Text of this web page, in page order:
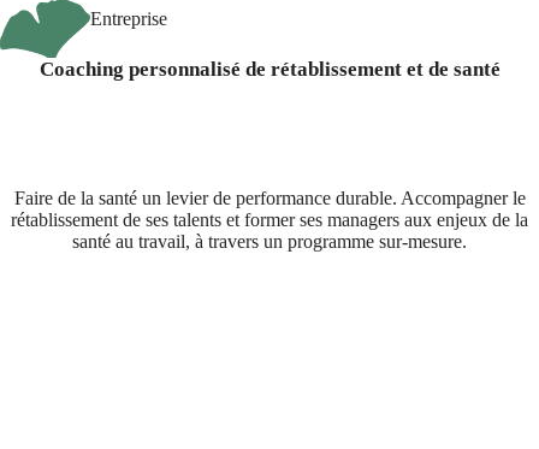
Entreprise
Coaching personnalisé de rétablissement et de santé
Faire de la santé un levier de performance durable. Accompagner le
rétablissement de ses talents et former ses managers aux enjeux de la
santé au travail, à travers un programme sur-mesure.